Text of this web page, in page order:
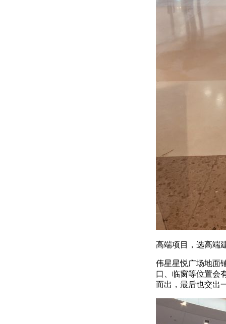
高端项目，选高端
伟星星悦广场地面
口、临窗等位置会
而出，最后也交出